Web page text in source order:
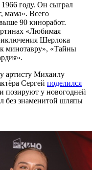
году. Он сыграл
мама». Всего
90 киноработ.
«Любимая
Шерлока
минотавру», «Тайны
артисту Михаилу
Сергей поделился
позируют у новогодней
без знаменитой шляпы